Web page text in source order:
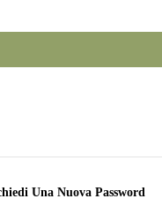
Una Nuova Password